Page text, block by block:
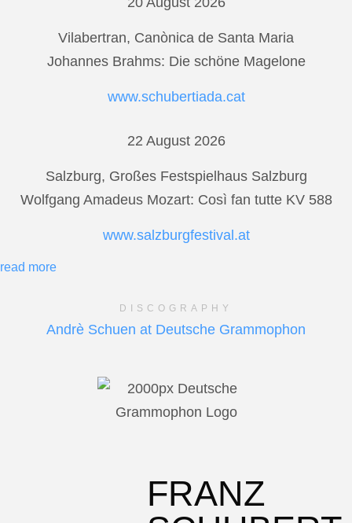
Vilabertran, Canònica de Santa Maria
Johannes Brahms: Die schöne Magelone
www.schubertiada.cat
22 August 2026
Salzburg, Großes Festspielhaus Salzburg
Wolfgang Amadeus Mozart: Così fan tutte KV 588
www.salzburgfestival.at
read more
DISCOGRAPHY
Andrè Schuen at Deutsche Grammophon
FRANZ